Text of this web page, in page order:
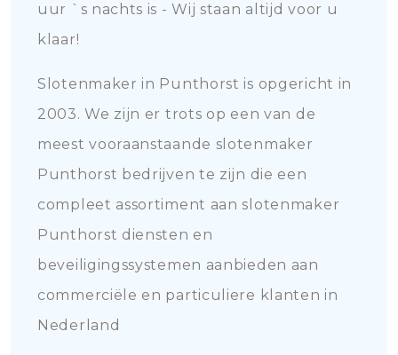
uur `s nachts is - Wij staan altijd voor u
klaar!
Slotenmaker in Punthorst is opgericht in
2003. We zijn er trots op een van de
meest vooraanstaande slotenmaker
Punthorst bedrijven te zijn die een
compleet assortiment aan slotenmaker
Punthorst diensten en
beveiligingssystemen aanbieden aan
commerciële en particuliere klanten in
Nederland